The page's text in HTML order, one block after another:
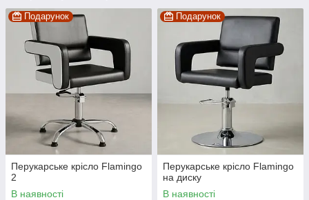
Подарунок
Перукарське крісло Flamingo
2
В наявності
Подарунок
Перукарське крісло Flamingo
на диску
В наявності